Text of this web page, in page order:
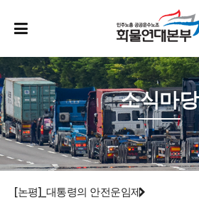
소식마당
[논평]_대통령의 안전운임제